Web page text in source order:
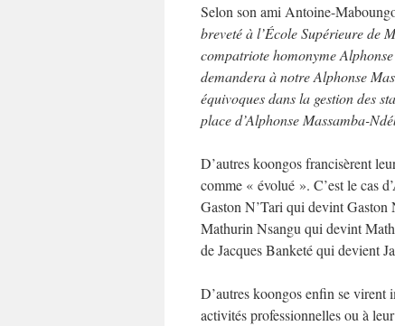
Selon son ami Antoine-
breveté à l’École Supérieure de
compatriote homonyme
demandera à notre Alphonse
équivoques dans la gestion des
place d’Alphonse Massamba-
D’autres koongos francisèrent
comme « évolué ». C’est le cas
Gaston N’Tari qui devint
Mathurin Nsangu qui devint
de Jacques Banketé qui devient
D’autres koongos enfin se virent
activités professionnelles ou à